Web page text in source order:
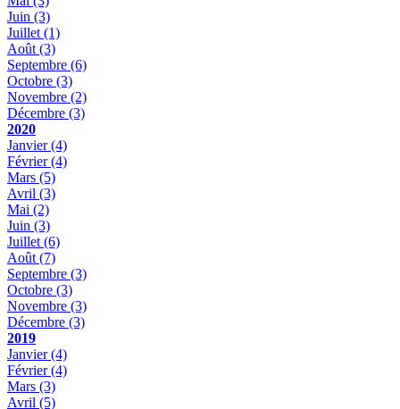
Juin (3)
Juillet (1)
Août (3)
Septembre (6)
Octobre (3)
Novembre (2)
Décembre (3)
2020
Janvier(4)
Février(4)
Mars (5)
Avril (3)
Mai (2)
Juin (3)
Juillet (6)
Août (7)
Septembre (3)
Octobre (3)
Novembre (3)
Décembre (3)
2019
Janvier(4)
Février(4)
Mars (3)
Avril (5)